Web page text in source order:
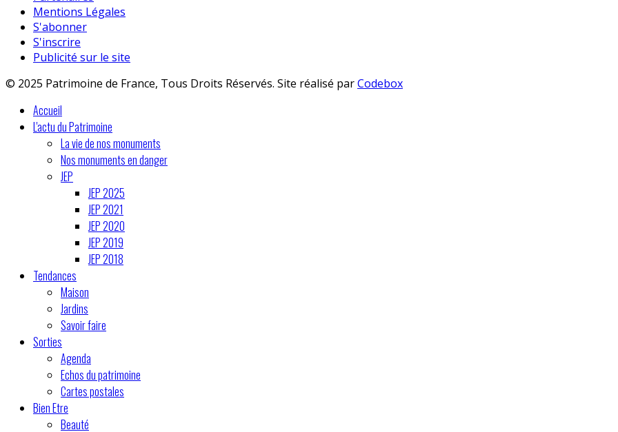
Mentions Légales
S'abonner
S'inscrire
Publicité sur le site
© 2025 Patrimoine de France, Tous Droits Réservés. Site réalisé parCodebox
Accueil
L'actu du Patrimoine
La vie de nos monuments
Nos monuments en danger
JEP
JEP 2025
JEP 2021
JEP 2020
JEP 2019
JEP 2018
Tendances
Maison
Jardins
Savoir faire
Sorties
Agenda
Echos du patrimoine
Cartes postales
Bien Etre
Beauté